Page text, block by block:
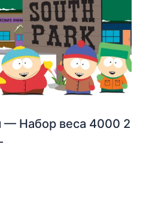
— Набор веса 4000 2